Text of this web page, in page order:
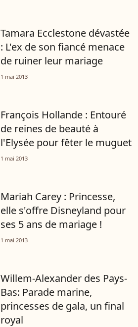
Tamara Ecclestone dévastée
: L'ex de son fiancé menace
de ruiner leur mariage
1 mai 2013
François Hollande : Entouré
de reines de beauté à
l'Elysée pour fêter le muguet
1 mai 2013
Mariah Carey : Princesse,
elle s'offre Disneyland pour
ses 5 ans de mariage !
1 mai 2013
Willem-Alexander des Pays-
Bas: Parade marine,
princesses de gala, un final
royal